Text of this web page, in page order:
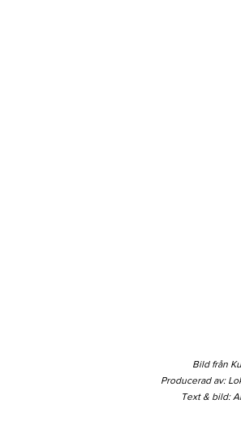
Bild från
Producerad av:
Text & bild: